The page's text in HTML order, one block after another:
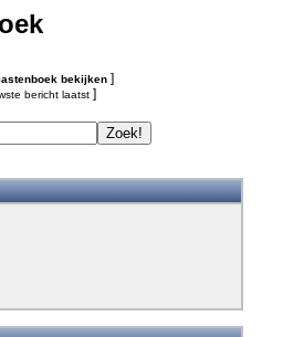
bekijken]
bericht laatst]